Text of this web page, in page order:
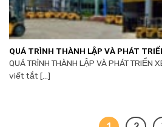
QUÁ TRÌNH THÀNH LẬP VÀ PHÁT
QUÁ TRÌNH THÀNH LẬP VÀ PHÁT TRIỂN
viết tắt [...]